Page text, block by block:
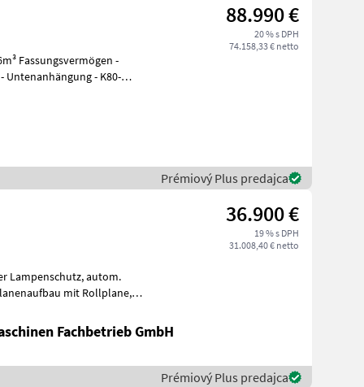
88.990 €
20 % s DPH
74.158,33 € netto
Untenanhängung - K80-
Prémiový Plus predajca
36.900 €
19 % s DPH
31.008,40 € netto
Fachbetrieb GmbH
Prémiový Plus predajca